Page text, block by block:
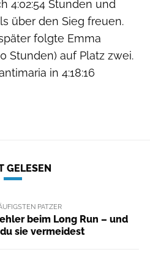
4:02:54 Stunden und
über den Sieg freuen.
folgte Emma
Stunden) auf Platz zwei.
in 4:18:16
GELESEN
PATZER
beim Long Run – und
sie vermeidest